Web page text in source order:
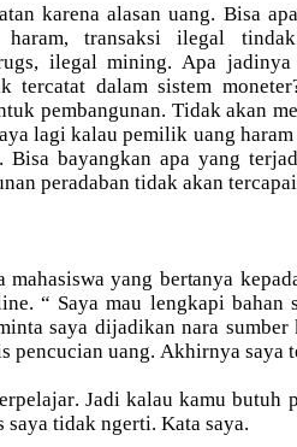
karena alasan uang. Bisa
transaksi ilegal
ilegal mining. Apa
tercatat dalam sistem
pembangunan. Tidak akan
lagi kalau pemilik uang
bayangkan apa yang
peradaban tidak akan
mahasiswa yang bertanya
“ Saya mau lengkapi bahan
saya dijadikan nara sumber
pencucian uang. Akhirnya saya
Jadi kalau kamu butuh
saya tidak ngerti. Kata saya.